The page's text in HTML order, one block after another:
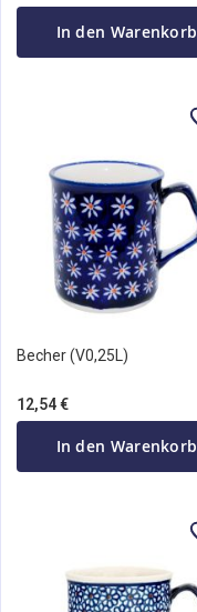
In den Warenkorb
Becher (V0,25L)
12,54 €
In den Warenkorb